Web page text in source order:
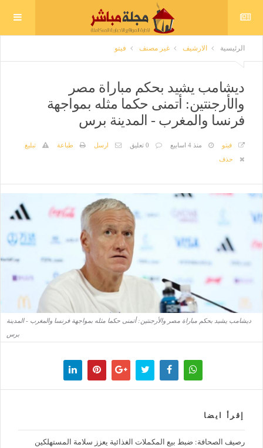
الرئيسية الارشيف غير مصنف فيتو
ديشامب يشيد بحكم مباراة مصر
والأرجنتين: أتمنى حكما مثله بمواجهة
فرنسا والمغرب - المدينة برس
فيتو منذ 4 اسابيع 0 تعليق ارسل طباعة
تبليغ
حذف
ديشامب يشيد بحكم مباراة مصر والأرجنتين: أتمنى حكما مثله بمواجهة فرنسا والمغرب - المدينة
برس
إقرأ ايضا
رصيف الصحافة: ضبط بيع المكملات الغذائية يعزز سلامة المستهلكين